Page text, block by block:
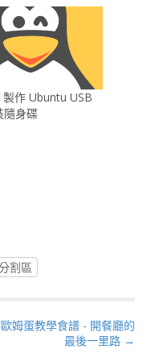
製作 Ubuntu USB
隨身碟
割區
姆蛋教學食譜 - 開餐廳的
最後一里路 →